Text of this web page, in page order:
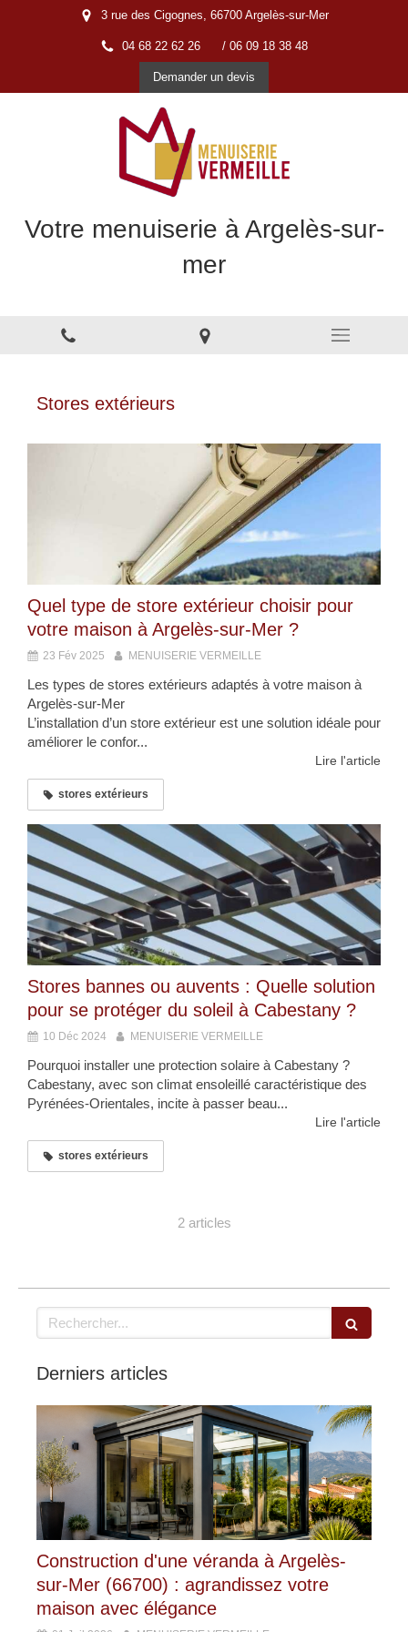
3 rue des Cigognes, 66700 Argelès-sur-Mer
04 68 22 62 26 / 06 09 18 38 48
Demander un devis
Votre menuiserie à Argelès-sur-
mer
Stores extérieurs
Quel type de store extérieur choisir pour
votre maison à Argelès-sur-Mer ?
23 Fév 2025 MENUISERIE VERMEILLE
Les types de stores extérieurs adaptés à votre maison à
Argelès-sur-Mer
L’installation d’un store extérieur est une solution idéale pour
améliorer le confor...
Lire l'article
stores extérieurs
Stores bannes ou auvents : Quelle solution
pour se protéger du soleil à Cabestany ?
10 Déc 2024 MENUISERIE VERMEILLE
Pourquoi installer une protection solaire à Cabestany ?
Cabestany, avec son climat ensoleillé caractéristique des
Pyrénées-Orientales, incite à passer beau...
Lire l'article
stores extérieurs
2 articles
Rechercher
Derniers articles
Construction d'une véranda à Argelès-
sur-Mer (66700) : agrandissez votre
maison avec élégance